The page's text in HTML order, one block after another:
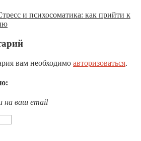
и психосоматика: как прийти к
вам необходимо авторизоваться.
на ваш email